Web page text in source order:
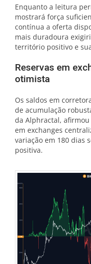
Enquanto a leitura
mostrará força
contínua a oferta
mais duradoura
território positivo e
Reservas em
otimista
Os saldos em
de acumulação
da Alphractal, afirmou
em exchanges
variação em 180 dias
positiva.